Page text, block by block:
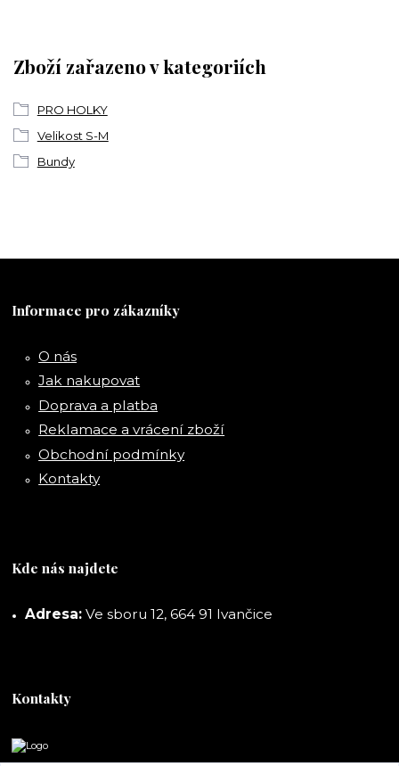
Zboží zařazeno v kategoriích
PRO HOLKY
Velikost S-M
Bundy
Informace pro zákazníky
O nás
Jak nakupovat
Doprava a platba
Reklamace a vrácení zboží
Obchodní podmínky
Kontakty
Kde nás najdete
Adresa: Ve sboru 12, 664 91 Ivančice
Kontakty